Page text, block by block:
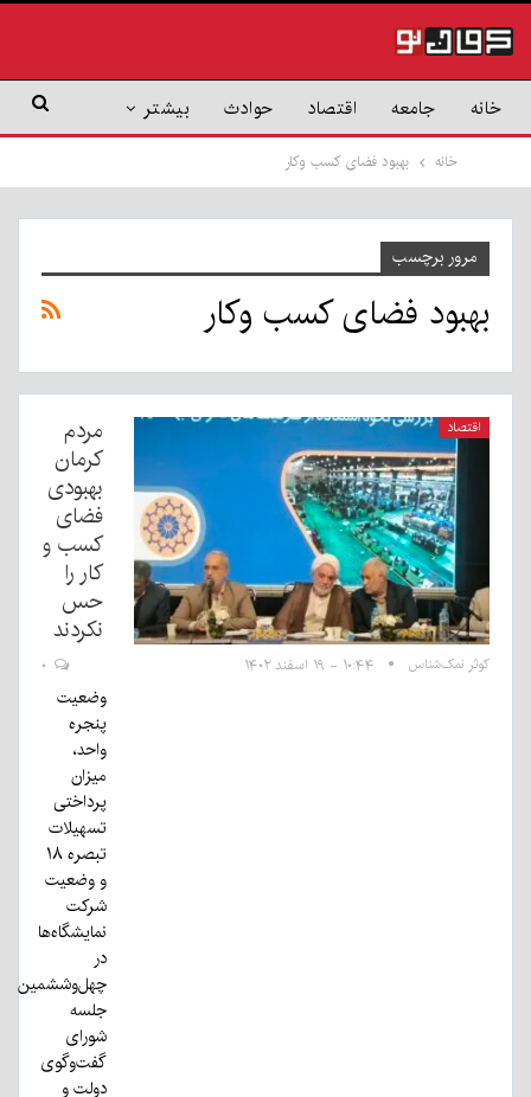
خانه جامعه اقتصاد حوادث بیشتر
خانه بهبود فضای کسب وکار
مرور برچسب
بهبود فضای کسب وکار
اقتصاد
مردم
کرمان
بهبودی
فضای
کسب و
کار را
حس
نکردند
کوثر نمک‌شناس ۱۰:۴۴ - ۱۹ اسفند ۱۴۰۲
وضعیت
پنجره‌
واحد،
میزان
پرداختی
تسهیلات
تبصره ۱۸
و وضعیت
شرکت
نمایشگاه‌ها
در
چهل‌وششمین
جلسه
شورای
گفت‌وگوی
دولت و